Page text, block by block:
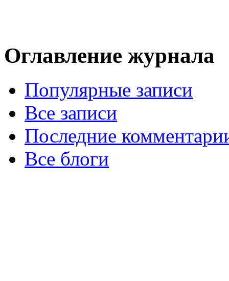
Оглавление журнала
Популярные записи
Все записи
Последние
Все блоги